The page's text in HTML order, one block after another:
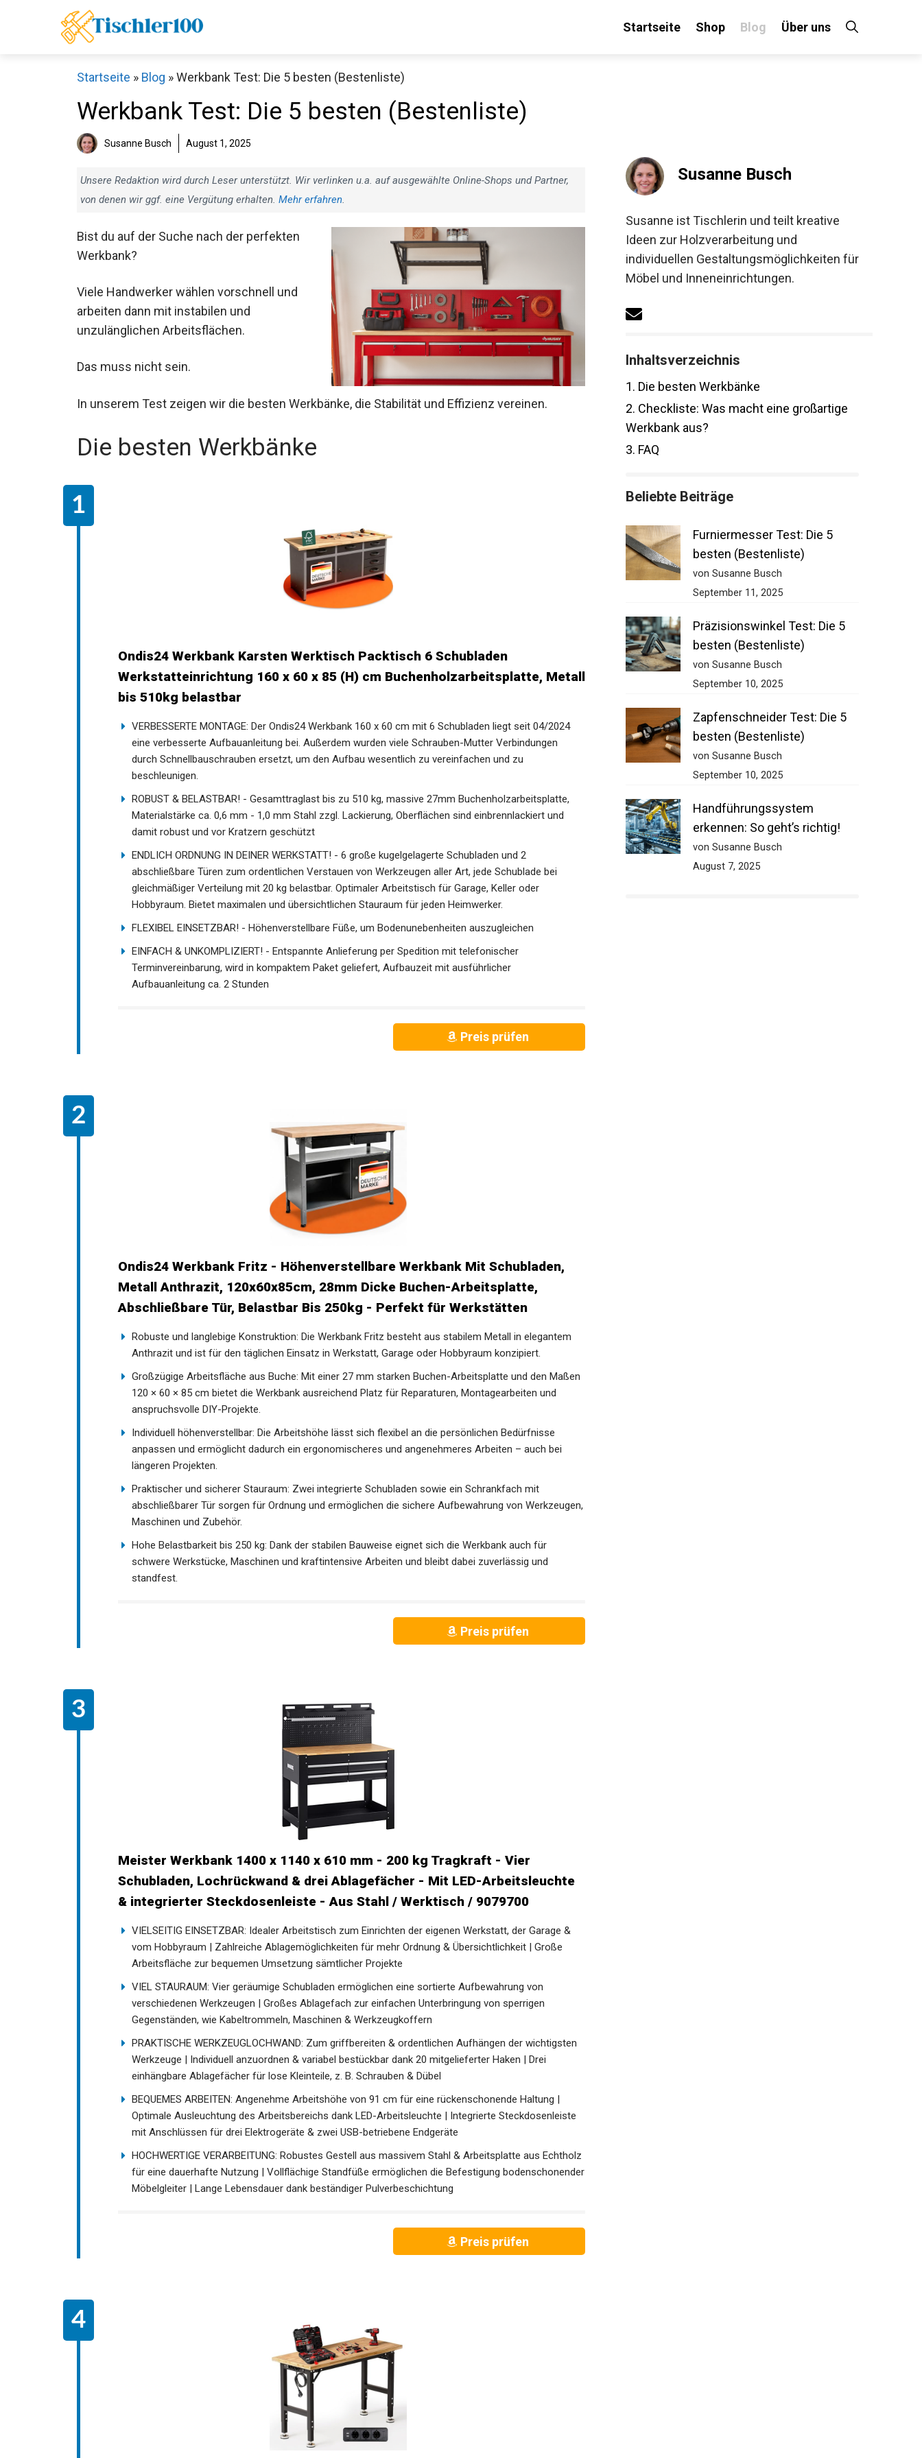
Startseite Shop Blog Über uns
Startseite » Blog »Werkbank Test: Die 5 besten (Bestenliste)
Werkbank Test: Die 5 besten (Bestenliste)
Susanne Busch August 1, 2025
Unsere Redaktion wird durch Leser unterstützt. Wir verlinken u.a. auf ausgewählte Online-Shops und Partner,
von denen wir ggf. eine Vergütung erhalten. Mehr erfahren.
Bist du auf der Suche nach der perfekten
Werkbank?
Viele Handwerker wählen vorschnell und
arbeiten dann mit instabilen und
unzulänglichen Arbeitsflächen.
Das muss nicht sein.
In unserem Test zeigen wir die besten Werkbänke, die Stabilität und Effizienz vereinen.
Die besten Werkbänke
Ondis24 Werkbank Karsten Werktisch Packtisch 6 Schubladen
Werkstatteinrichtung 160 x 60 x 85 (H) cm Buchenholzarbeitsplatte, Metall
bis 510kg belastbar
VERBESSERTE MONTAGE: Der Ondis24 Werkbank 160 x 60 cm mit 6 Schubladen liegt seit 04/2024
eine verbesserte Aufbauanleitung bei. Außerdem wurden viele Schrauben-Mutter Verbindungen
durch Schnellbauschrauben ersetzt, um den Aufbau wesentlich zu vereinfachen und zu
beschleunigen.
ROBUST & BELASTBAR! - Gesamttraglast bis zu 510 kg, massive 27mm Buchenholzarbeitsplatte,
Materialstärke ca. 0,6 mm - 1,0 mm Stahl zzgl. Lackierung, Oberflächen sind einbrennlackiert und
damit robust und vor Kratzern geschützt
ENDLICH ORDNUNG IN DEINER WERKSTATT! - 6 große kugelgelagerte Schubladen und 2
abschließbare Türen zum ordentlichen Verstauen von Werkzeugen aller Art, jede Schublade bei
gleichmäßiger Verteilung mit 20 kg belastbar. Optimaler Arbeitstisch für Garage, Keller oder
Hobbyraum. Bietet maximalen und übersichtlichen Stauraum für jeden Heimwerker.
FLEXIBEL EINSETZBAR! - Höhenverstellbare Füße, um Bodenunebenheiten auszugleichen
EINFACH & UNKOMPLIZIERT! - Entspannte Anlieferung per Spedition mit telefonischer
Terminvereinbarung, wird in kompaktem Paket geliefert, Aufbauzeit mit ausführlicher
Aufbauanleitung ca. 2 Stunden
Preis prüfen
Ondis24 Werkbank Fritz - Höhenverstellbare Werkbank Mit Schubladen,
Metall Anthrazit, 120x60x85cm, 28mm Dicke Buchen-Arbeitsplatte,
Abschließbare Tür, Belastbar Bis 250kg - Perfekt für Werkstätten
Robuste und langlebige Konstruktion: Die Werkbank Fritz besteht aus stabilem Metall in elegantem
Anthrazit und ist für den täglichen Einsatz in Werkstatt, Garage oder Hobbyraum konzipiert.
Großzügige Arbeitsfläche aus Buche: Mit einer 27 mm starken Buchen-Arbeitsplatte und den Maßen
120 × 60 × 85 cm bietet die Werkbank ausreichend Platz für Reparaturen, Montagearbeiten und
anspruchsvolle DIY-Projekte.
Individuell höhenverstellbar: Die Arbeitshöhe lässt sich flexibel an die persönlichen Bedürfnisse
anpassen und ermöglicht dadurch ein ergonomischeres und angenehmeres Arbeiten – auch bei
längeren Projekten.
Praktischer und sicherer Stauraum: Zwei integrierte Schubladen sowie ein Schrankfach mit
abschließbarer Tür sorgen für Ordnung und ermöglichen die sichere Aufbewahrung von Werkzeugen,
Maschinen und Zubehör.
Hohe Belastbarkeit bis 250 kg: Dank der stabilen Bauweise eignet sich die Werkbank auch für
schwere Werkstücke, Maschinen und kraftintensive Arbeiten und bleibt dabei zuverlässig und
standfest.
Preis prüfen
Meister Werkbank 1400 x 1140 x 610 mm - 200 kg Tragkraft - Vier
Schubladen, Lochrückwand & drei Ablagefächer - Mit LED-Arbeitsleuchte
& integrierter Steckdosenleiste - Aus Stahl / Werktisch / 9079700
VIELSEITIG EINSETZBAR: Idealer Arbeitstisch zum Einrichten der eigenen Werkstatt, der Garage &
vom Hobbyraum | Zahlreiche Ablagemöglichkeiten für mehr Ordnung & Übersichtlichkeit | Große
Arbeitsfläche zur bequemen Umsetzung sämtlicher Projekte
VIEL STAURAUM: Vier geräumige Schubladen ermöglichen eine sortierte Aufbewahrung von
verschiedenen Werkzeugen | Großes Ablagefach zur einfachen Unterbringung von sperrigen
Gegenständen, wie Kabeltrommeln, Maschinen & Werkzeugkoffern
PRAKTISCHE WERKZEUGLOCHWAND: Zum griffbereiten & ordentlichen Aufhängen der wichtigsten
Werkzeuge | Individuell anzuordnen & variabel bestückbar dank 20 mitgelieferter Haken | Drei
einhängbare Ablagefächer für lose Kleinteile, z. B. Schrauben & Dübel
BEQUEMES ARBEITEN: Angenehme Arbeitshöhe von 91 cm für eine rückenschonende Haltung |
Optimale Ausleuchtung des Arbeitsbereichs dank LED-Arbeitsleuchte | Integrierte Steckdosenleiste
mit Anschlüssen für drei Elektrogeräte & zwei USB-betriebene Endgeräte
HOCHWERTIGE VERARBEITUNG: Robustes Gestell aus massivem Stahl & Arbeitsplatte aus Echtholz
für eine dauerhafte Nutzung | Vollflächige Standfüße ermöglichen die Befestigung bodenschonender
Möbelgleiter | Lange Lebensdauer dank beständiger Pulverbeschichtung
Preis prüfen
Susanne Busch
Susanne ist Tischlerin und teilt kreative
Ideen zur Holzverarbeitung und
individuellen Gestaltungsmöglichkeiten für
Möbel und Inneneinrichtungen.
Inhaltsverzeichnis
1. Die besten Werkbänke
2. Checkliste: Was macht eine großartige
Werkbank aus?
3. FAQ
Beliebte Beiträge
Furniermesser Test: Die 5
besten (Bestenliste)
von Susanne Busch
September 11, 2025
Präzisionswinkel Test: Die 5
besten (Bestenliste)
von Susanne Busch
September 10, 2025
Zapfenschneider Test: Die 5
besten (Bestenliste)
von Susanne Busch
September 10, 2025
Handführungssystem
erkennen: So geht’s richtig!
von Susanne Busch
August 7, 2025